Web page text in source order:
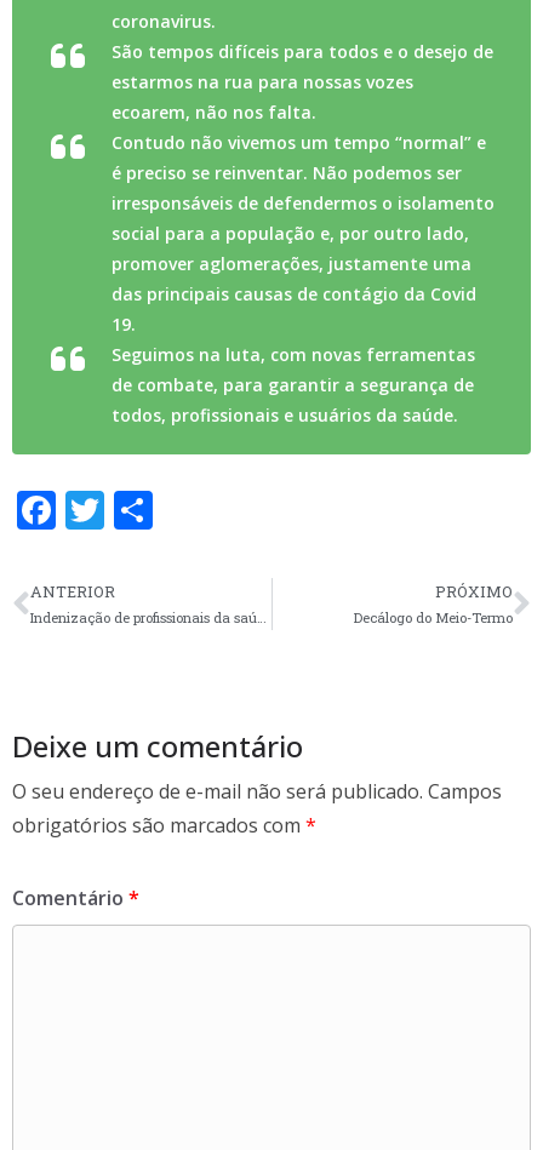
coronavirus.
São tempos difíceis para todos e o desejo de
estarmos na rua para nossas vozes
ecoarem, não nos falta.
Contudo não vivemos um tempo “normal” e
é preciso se reinventar. Não podemos ser
irresponsáveis de defendermos o isolamento
social para a população e, por outro lado,
promover aglomerações, justamente uma
das principais causas de contágio da Covid
19.
Seguimos na luta, com novas ferramentas
de combate, para garantir a segurança de
todos, profissionais e usuários da saúde.
F
e
b
k
T
itt
er e
ANTERIOR
Indenização de profissionais da saúde em debate
PRÓXIMO
Decálogo do Meio-Termo
Deixe um comentário
O seu endereço de e-mail não será publicado. Campos
obrigatórios são marcados com *
Comentário *